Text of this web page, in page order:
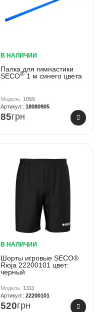
В НАЛИЧИИ
Палка для гимнастики
SECO®1 м синего цвета
1055
18080905
85грн
В НАЛИЧИИ
Шорты игровые SECO®
Rioja 22200101 цвет:
черный
1311
22200101
520грн